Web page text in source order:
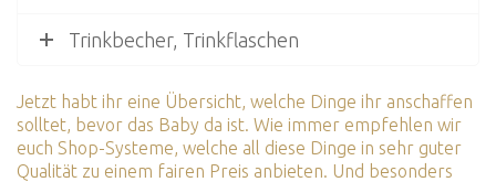
Trinkbecher, Trinkflaschen
Jetzt habt ihr eine Übersicht, welche Dinge ihr anschaffen
solltet, bevor das Baby da ist. Wie immer empfehlen wir
euch Shop-Systeme, welche all diese Dinge in sehr guter
Qualität zu einem fairen Preis anbieten. Und besonders